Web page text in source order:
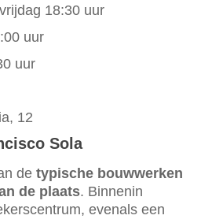
18:30 uur
uur
uur
12
Sola
de typische bouwwerken
de plaats. Binnenin
evenals een